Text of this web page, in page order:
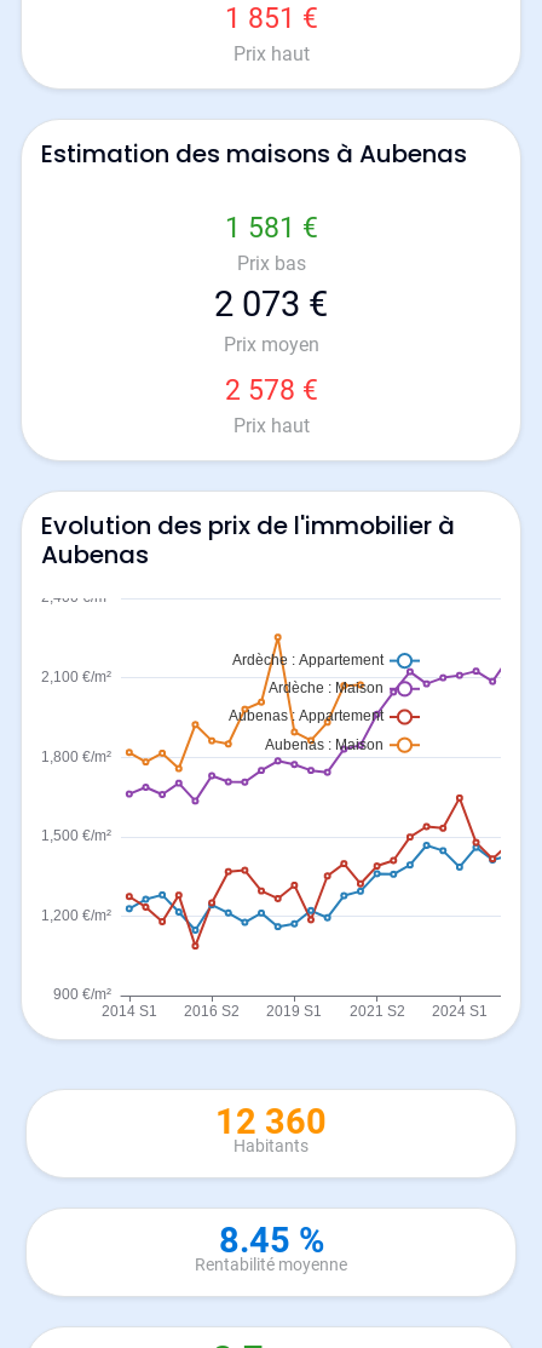
1 851 €
Prix haut
Estimation des maisons à Aubenas
1 581 €
Prix bas
2 073 €
Prix moyen
2 578 €
Prix haut
Evolution des prix de l'immobilier à
Aubenas
12 360
Habitants
8.45 %
Rentabilité moyenne